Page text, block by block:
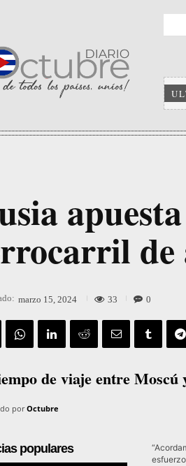
de
marzo 15, 2024 33 0
de viaje entre Moscú
por Octubre
populares